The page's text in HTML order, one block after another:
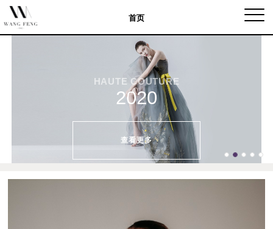
首页
HAUTE COUTURE
2020
查看更多